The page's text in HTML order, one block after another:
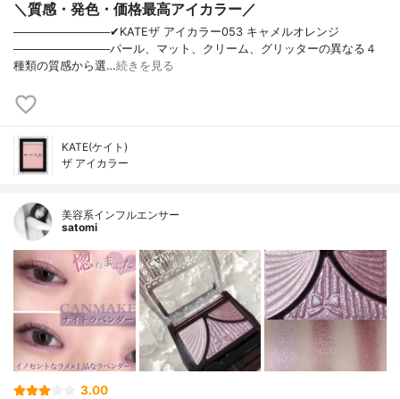
＼質感・発色・価格最高アイカラー／
────────────✔︎KATEザ アイカラー053 キャメルオレンジ
────────────パール、マット、クリーム、グリッターの異なる４
種類の質感から選…続きを見る
KATE(ケイト)
ザ アイカラー
美容系インフルエンサー
satomi
3.00